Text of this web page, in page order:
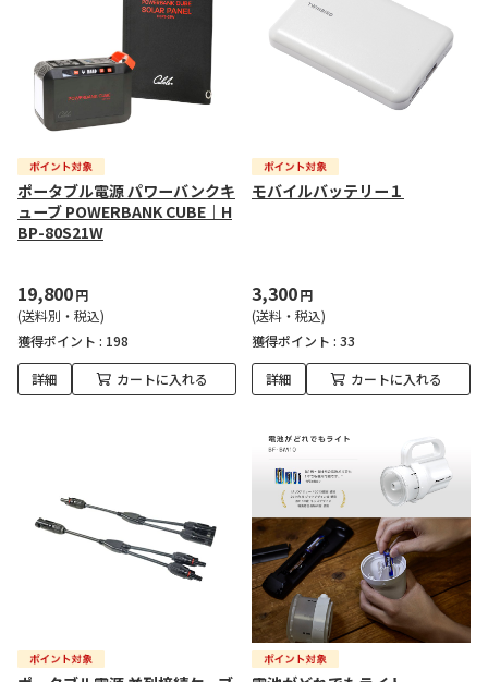
ポータブル電源 パワーバンクキ
ューブ POWERBANK CUBE｜H
BP-80S21W
19,800円
(送料別・税込)
獲得ポイント : 198
詳細 カートに入れる
モバイルバッテリー１
3,300円
(送料・税込)
獲得ポイント : 33
詳細 カートに入れる